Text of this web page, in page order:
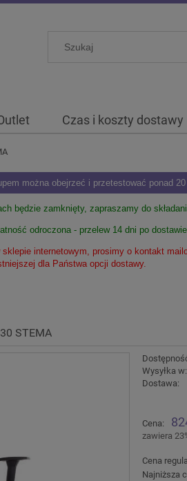
Czas i koszty dostawy
można obejrzeć i przetestować ponad
będzie zamknięty, zapraszamy do
odroczona - przelew 14 dni po dostawie
internetowym, prosimy o kontakt
dla Państwa opcji dostawy.
STEMA
Wysyłka w:
Dostawa:
Cena:
zawiera
Cena
Najniższa